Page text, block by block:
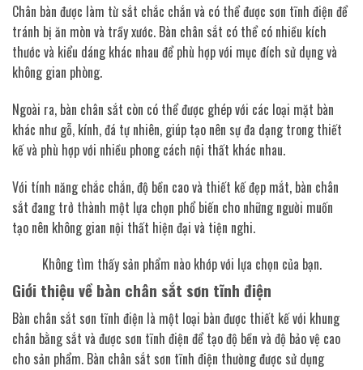
Chân bàn được làm từ sắt chắc chắn và có thể được sơn tĩnh điện để
tránh bị ăn mòn và trầy xước. Bàn chân sắt có thể có nhiều kích
thước và kiểu dáng khác nhau để phù hợp với mục đích sử dụng và
không gian phòng.
Ngoài ra, bàn chân sắt còn có thể được ghép với các loại mặt bàn
khác như gỗ, kính, đá tự nhiên, giúp tạo nên sự đa dạng trong thiết
kế và phù hợp với nhiều phong cách nội thất khác nhau.
Với tính năng chắc chắn, độ bền cao và thiết kế đẹp mắt, bàn chân
sắt đang trở thành một lựa chọn phổ biến cho những người muốn
tạo nên không gian nội thất hiện đại và tiện nghi.
Không tìm thấy sản phẩm nào khớp với lựa chọn của bạn.
Giới thiệu về bàn chân sắt sơn tĩnh điện
Bàn chân sắt sơn tĩnh điện là một loại bàn được thiết kế với khung
chân bằng sắt và được sơn tĩnh điện để tạo độ bền và độ bảo vệ cao
cho sản phẩm. Bàn chân sắt sơn tĩnh điện thường được sử dụng